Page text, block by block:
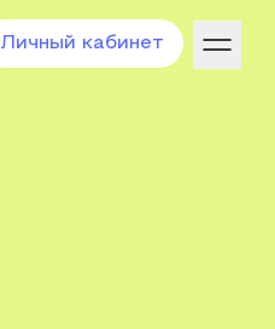
Личный кабинет